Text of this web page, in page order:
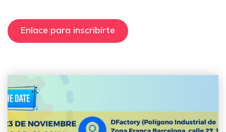
Enlace para inscribirte